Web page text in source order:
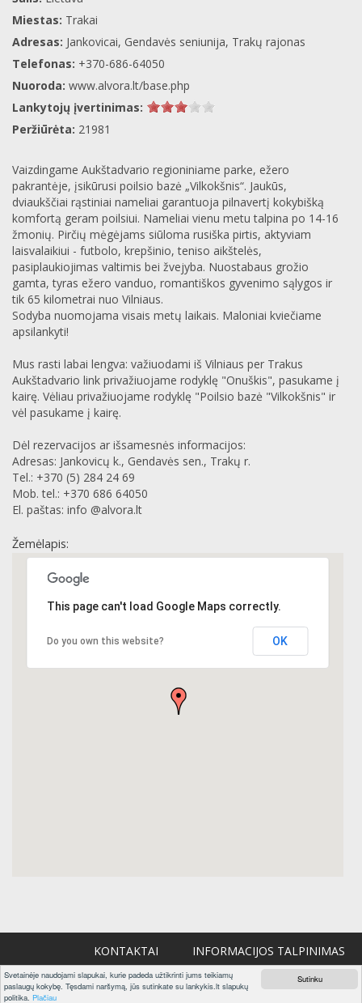
Sutinku
Svetainėje naudojami slapukai, kurie padeda užtikrinti jums teikiamų
paslaugų kokybę. Tęsdami naršymą, jūs sutinkate su lankykis.lt slapukų
politika. Plačiau
Miestas: Trakai
Adresas: Jankovicai, Gendavės seniunija, Trakų rajonas
Telefonas: +370-686-64050
Nuoroda: www.alvora.lt/base.php
Lankytojų įvertinimas:
Peržiūrėta: 21981
Vaizdingame Aukštadvario regioniniame parke, ežero
pakrantėje, įsikūrusi poilsio bazė „Vilkokšnis“. Jaukūs,
dviaukščiai rąstiniai nameliai garantuoja pilnavertį kokybišką
komfortą geram poilsiui. Nameliai vienu metu talpina po 14-16
žmonių. Pirčių mėgėjams siūloma rusiška pirtis, aktyviam
laisvalaikiui - futbolo, krepšinio, teniso aikštelės,
pasiplaukiojimas valtimis bei žvejyba. Nuostabaus grožio
gamta, tyras ežero vanduo, romantiškos gyvenimo sąlygos ir
tik 65 kilometrai nuo Vilniaus.
Sodyba nuomojama visais metų laikais. Maloniai kviečiame
apsilankyti!
Mus rasti labai lengva: važiuodami iš Vilniaus per Trakus
Aukštadvario link privažiuojame rodyklę "Onuškis", pasukame į
kairę. Vėliau privažiuojame rodyklę "Poilsio bazė "Vilkokšnis" ir
vėl pasukame į kairę.
Dėl rezervacijos ar išsamesnės informacijos:
Adresas: Jankovicų k., Gendavės sen., Trakų r.
Tel.: +370 (5) 284 24 69
Mob. tel.: +370 686 64050
El. paštas: info @alvora.lt
Žemėlapis:
This page can't load Google Maps correctly.
Do you own this website? OK
KONTAKTAI INFORMACIJOS TALPINIMAS
REKLAMA